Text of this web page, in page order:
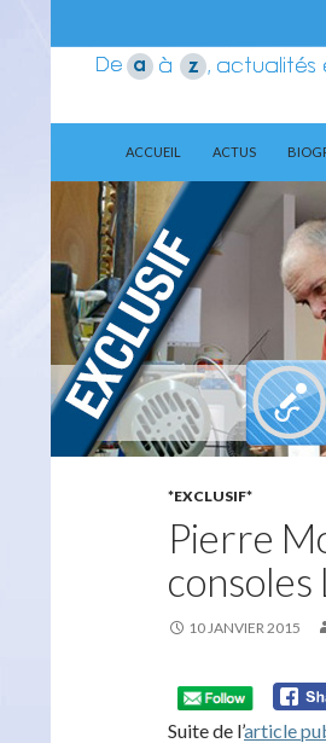
Aerozone JMJ
ACCUEIL
ACTUS
*EXCLUSIF*
Pierre
consoles
10 JANVIER 2015
Suite de l’article